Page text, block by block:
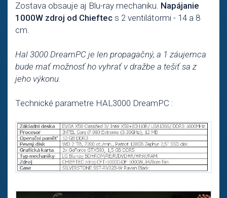
Zostava obsauje aj Blu-ray mechaniku. Napájanie
1000W zdroj od Chieftec s 2 ventilátormi - 14 a 8
cm.
Hal 3000 DreamPC je len propagačný, a 1 záujemca
bude mať možnosť ho vyhrať v dražbe a tešiť sa z
jeho výkonu.
Technické parametre HAL3000 DreamPC :